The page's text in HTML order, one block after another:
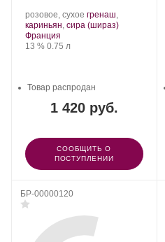
розовое, сухое .
Сорт
гренаш,
кариньян, сира (шираз).
Регион:
Франция
Крепость
13 %. Объем
0.75 л
1 420 руб.
Товар распродан
СООБЩИТЬ О
ПОСТУПЛЕНИИ
БР-00000120